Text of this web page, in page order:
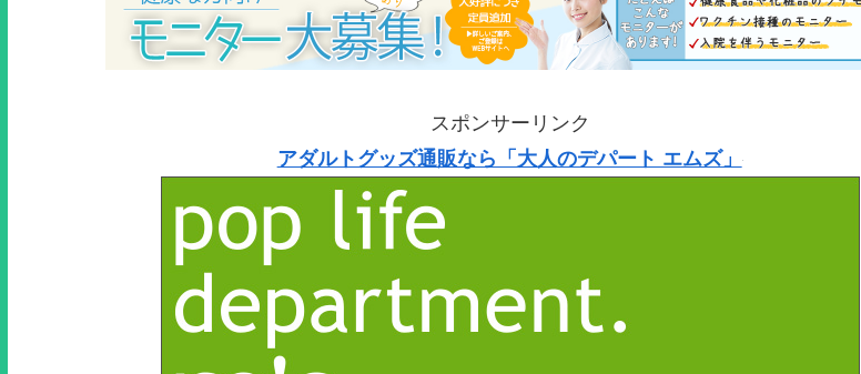
スポンサーリンク
アダルトグッズ通販なら「大人のデパート エムズ」